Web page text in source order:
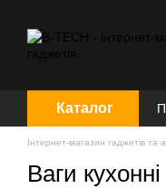
Каталог
Інтернет-магазин гаджетів та
Ваги